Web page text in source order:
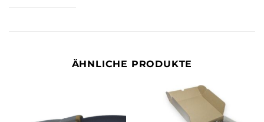
ÄHNLICHE PRODUKTE